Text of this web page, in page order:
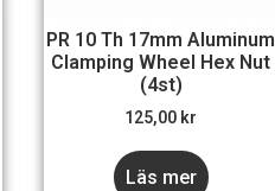
PR 10 Th 17mm Aluminum
Clamping Wheel Hex Nut
(4st)
125,00 kr
Läs mer